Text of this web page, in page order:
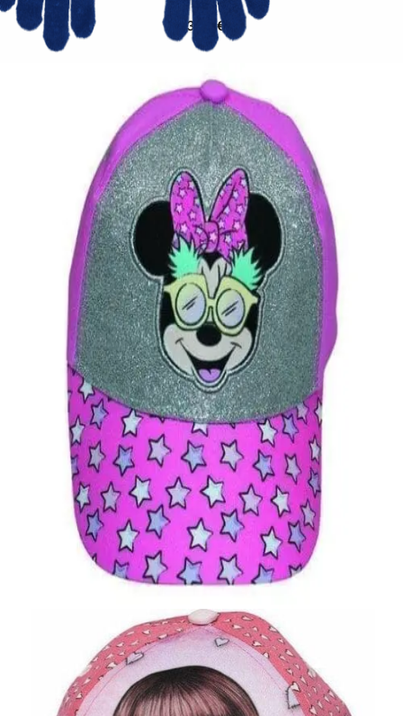
13,00 €
Quick View
Εξαντλημένο
ΠΑΙΔΙΚΑ ΚΑΠΕΛΑ
Παιδικό καπέλο Minnie
9,00 €